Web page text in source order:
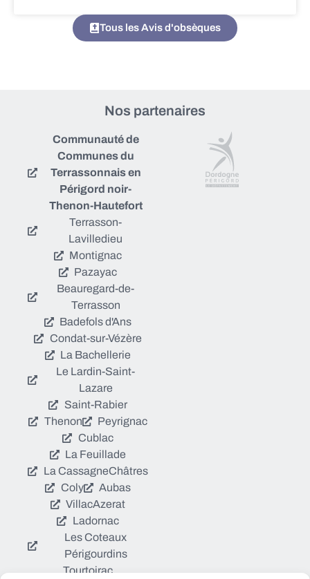
Tous les Avis d'obsèques
Nos partenaires
Communauté de
Communes du
Terrassonnais en
Périgord noir-
Thenon-Hautefort
Terrasson-
Lavilledieu
Montignac
Pazayac
Beauregard-de-
Terrasson
Badefols d'Ans
Condat-sur-Vézère
La Bachellerie
Le Lardin-Saint-
Lazare
Saint-Rabier
Thenon
Peyrignac
Cublac
La Feuillade
La CassagneChâtres
Coly
Aubas
VillacAzerat
Ladornac
Les Coteaux
Périgourdins
Tourtoirac